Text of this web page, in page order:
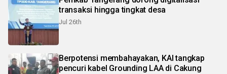
transaksi hingga tingkat desa
Jul 26th
Berpotensi membahayakan, KAI tangkap
pencuri kabel Grounding LAA di Cakung